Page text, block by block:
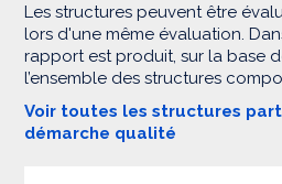
Les structures peuvent être
lors d'une même évaluation.
rapport est produit, sur la base
l’ensemble des structures
Voir toutes les structures
démarche qualité